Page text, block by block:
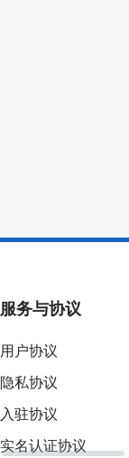
服务与协议
用户协议
隐私协议
入驻协议
实名认证协议